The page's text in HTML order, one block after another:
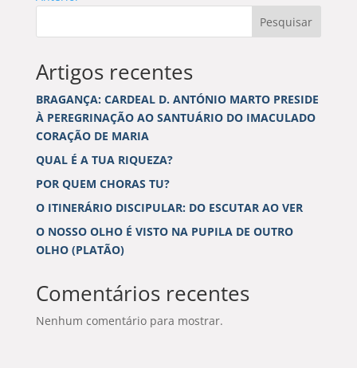
Pesquisar
Artigos recentes
BRAGANÇA: CARDEAL D. ANTÓNIO MARTO PRESIDE
À PEREGRINAÇÃO AO SANTUÁRIO DO IMACULADO
CORAÇÃO DE MARIA
QUAL É A TUA RIQUEZA?
POR QUEM CHORAS TU?
O ITINERÁRIO DISCIPULAR: DO ESCUTAR AO VER
O NOSSO OLHO É VISTO NA PUPILA DE OUTRO
OLHO (PLATÃO)
Comentários recentes
Nenhum comentário para mostrar.